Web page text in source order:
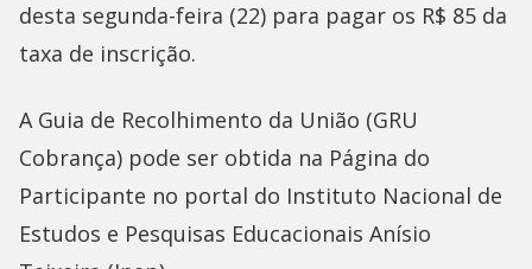
desta segunda-feira (22) para pagar os R$ 85 da
taxa de inscrição.
A Guia de Recolhimento da União (GRU
Cobrança) pode ser obtida na Página do
Participante no portal do Instituto Nacional de
Estudos e Pesquisas Educacionais Anísio